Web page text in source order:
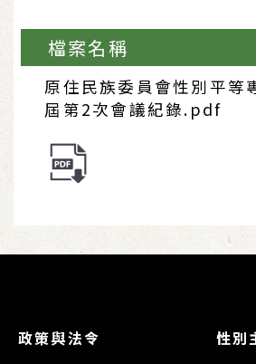
檔案名稱
原住民族委員會性別平等
屆第2次會議紀錄.pdf
政策與法令 性別